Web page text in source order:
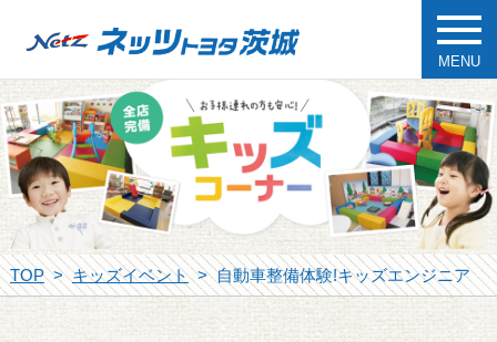
MENU
TOP キッズイベント 自動車整備体験!キッズエンジニア